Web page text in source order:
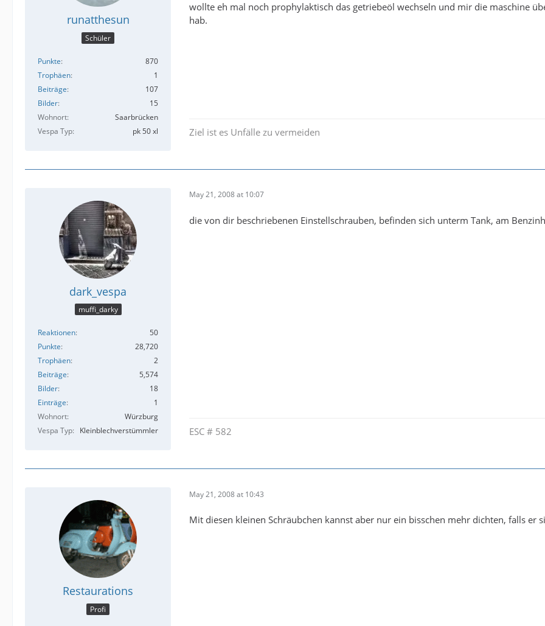
runatthesun
Schüler
Punkte
870
Trophäen
1
Beiträge
107
Bilder
15
Wohnort
Saarbrücken
Vespa Typ
pk 50 xl
wollte eh mal noch prophylaktisch das getriebeöl wechseln und mir die maschine
hab.
Ziel ist es Unfälle zu vermeiden
dark_vespa
muffi_darky
Reaktionen
50
Punkte
28,720
Trophäen
2
Beiträge
5,574
Bilder
18
Einträge
1
Wohnort
Würzburg
Vespa Typ
Kleinblechverstümmler
May 21, 2008 at 10:07
die von dir beschriebenen Einstellschrauben, befinden sich unterm Tank, am
ESC # 582
Restaurations
Profi
May 21, 2008 at 10:43
Mit diesen kleinen Schräubchen kannst aber nur ein bisschen mehr dichten, falls er